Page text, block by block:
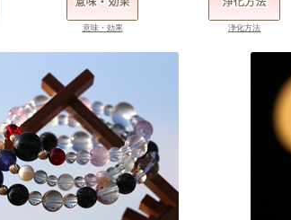
意味・効果 浄化方法